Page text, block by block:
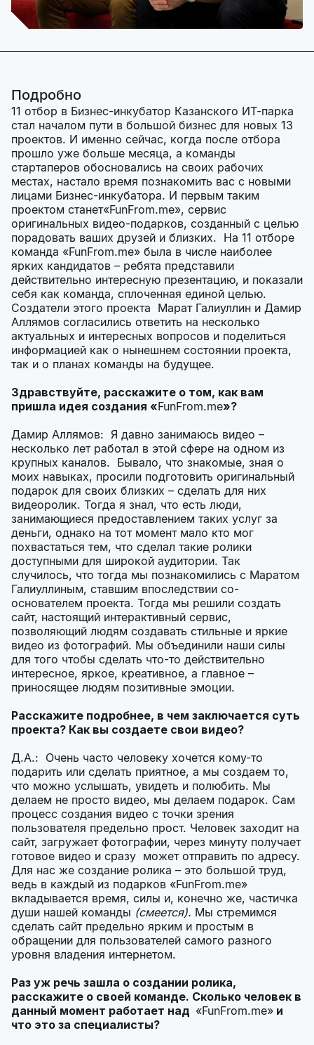
Подробно
11 отбор в Бизнес-инкубатор Казанского ИТ-парка
стал началом пути в большой бизнес для новых 13
проектов. И именно сейчас, когда после отбора
прошло уже больше месяца, а команды
стартаперов обосновались на своих рабочих
местах, настало время познакомить вас с новыми
лицами Бизнес-инкубатора. И первым таким
проектом станет«FunFrom.me», сервис
оригинальных видео-подарков, созданный с целью
порадовать ваших друзей и близких. На 11 отборе
команда «FunFrom.me» была в числе наиболее
ярких кандидатов – ребята представили
действительно интересную презентацию, и показали
себя как команда, сплоченная единой целью.
Создатели этого проекта Марат Галиуллин и Дамир
Аллямов согласились ответить на несколько
актуальных и интересных вопросов и поделиться
информацией как о нынешнем состоянии проекта,
так и о планах команды на будущее.
Здравствуйте, расскажите о том, как вам
пришла идея создания «FunFrom.me»?
Дамир Аллямов: Я давно занимаюсь видео –
несколько лет работал в этой сфере на одном из
крупных каналов. Бывало, что знакомые, зная о
моих навыках, просили подготовить оригинальный
подарок для своих близких – сделать для них
видеоролик. Тогда я знал, что есть люди,
занимающиеся предоставлением таких услуг за
деньги, однако на тот момент мало кто мог
похвастаться тем, что сделал такие ролики
доступными для широкой аудитории. Так
случилось, что тогда мы познакомились с Маратом
Галиуллиным, ставшим впоследствии со-
основателем проекта. Тогда мы решили создать
сайт, настоящий интерактивный сервис,
позволяющий людям создавать стильные и яркие
видео из фотографий. Мы объединили наши силы
для того чтобы сделать что-то действительно
интересное, яркое, креативное, а главное –
приносящее людям позитивные эмоции.
Расскажите подробнее, в чем заключается суть
проекта? Как вы создаете свои видео?
Д.А.: Очень часто человеку хочется кому-то
подарить или сделать приятное, а мы создаем то,
что можно услышать, увидеть и полюбить. Мы
делаем не просто видео, мы делаем подарок. Сам
процесс создания видео с точки зрения
пользователя предельно прост. Человек заходит на
сайт, загружает фотографии, через минуту получает
готовое видео и сразу может отправить по адресу.
Для нас же создание ролика – это большой труд,
ведь в каждый из подарков «FunFrom.me»
вкладывается время, силы и, конечно же, частичка
души нашей команды (смеется). Мы стремимся
сделать сайт предельно ярким и простым в
обращении для пользователей самого разного
уровня владения интернетом.
Раз уж речь зашла о создании ролика,
расскажите о своей команде. Сколько человек в
данный момент работает над «FunFrom.me» и
что это за специалисты?